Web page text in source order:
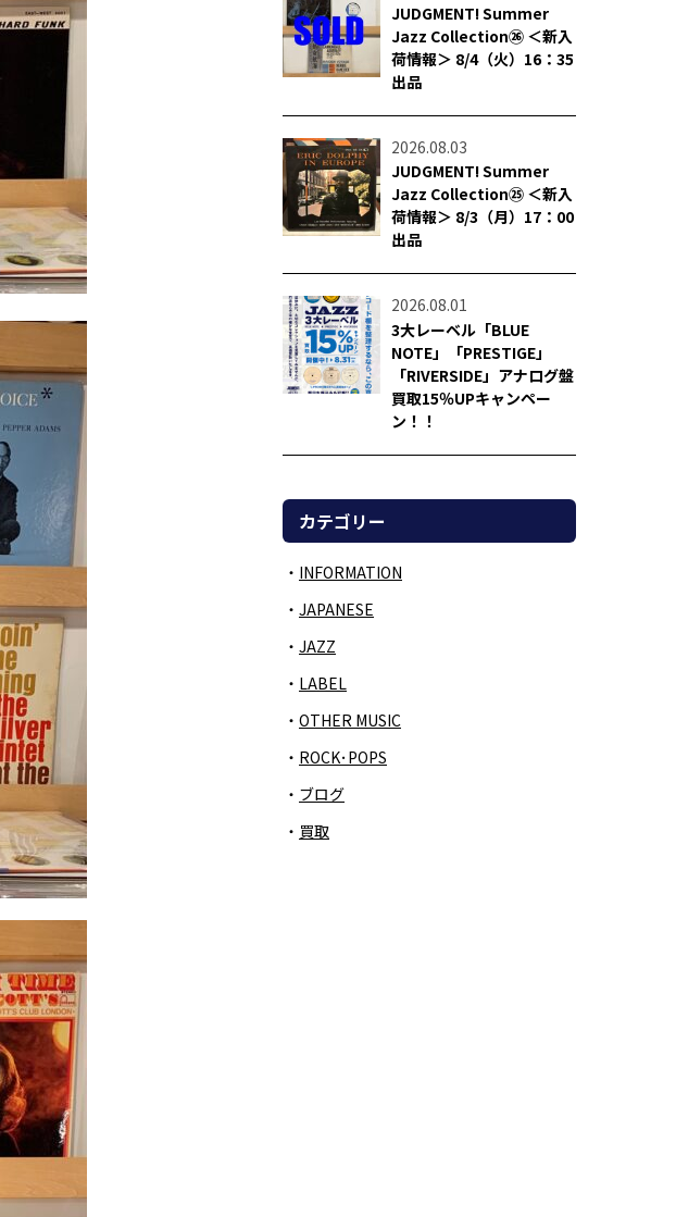
JUDGMENT! Summer
Jazz Collection㉖ ＜新入
荷情報＞ 8/4（火）16：35
出品
2026.08.03
JUDGMENT! Summer
Jazz Collection㉕ ＜新入
荷情報＞ 8/3（月）17：00
出品
2026.08.01
3大レーベル「BLUE
NOTE」「PRESTIGE」
「RIVERSIDE」アナログ盤
買取15％UPキャンペー
ン！！
カテゴリー
INFORMATION
JAPANESE
JAZZ
LABEL
OTHER MUSIC
ROCK･POPS
ブログ
買取